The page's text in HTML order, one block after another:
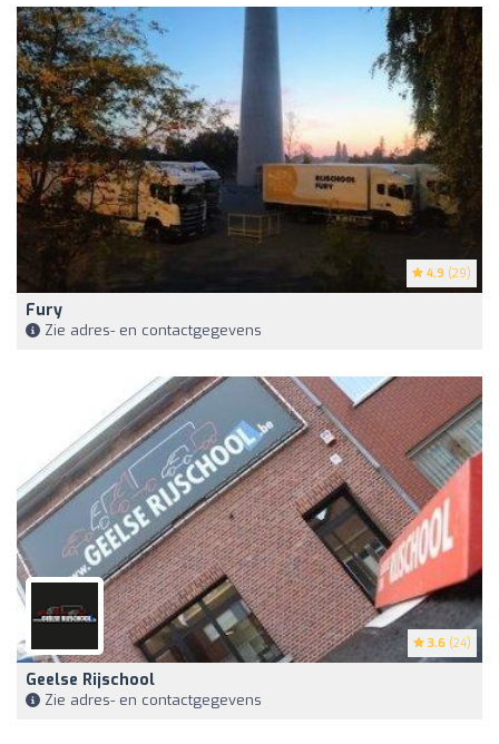
4.9 (29)
Fury
Zie adres- en contactgegevens
3.6 (24)
Geelse Rijschool
Zie adres- en contactgegevens